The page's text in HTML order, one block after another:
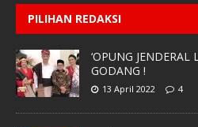
PILIHAN REDAKSI
‘OPUNG
GODANG !
13 April 2022 4